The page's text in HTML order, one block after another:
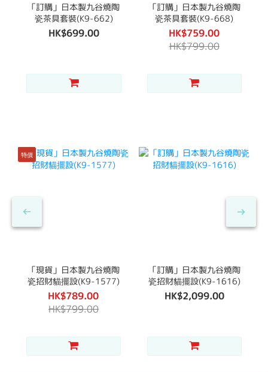
「訂購」日本製九谷燒陶
瓷茶具套裝(K9-662)
HK$699.00
「訂購」日本製九谷燒陶
瓷茶具套裝(K9-668)
HK$759.00
HK$799.00
特價
「現貨」日本製九谷燒陶
瓷招財貓擺設(K9-1577)
HK$789.00
HK$799.00
「訂購」日本製九谷燒陶
瓷招財貓擺設(K9-1616)
HK$2,099.00